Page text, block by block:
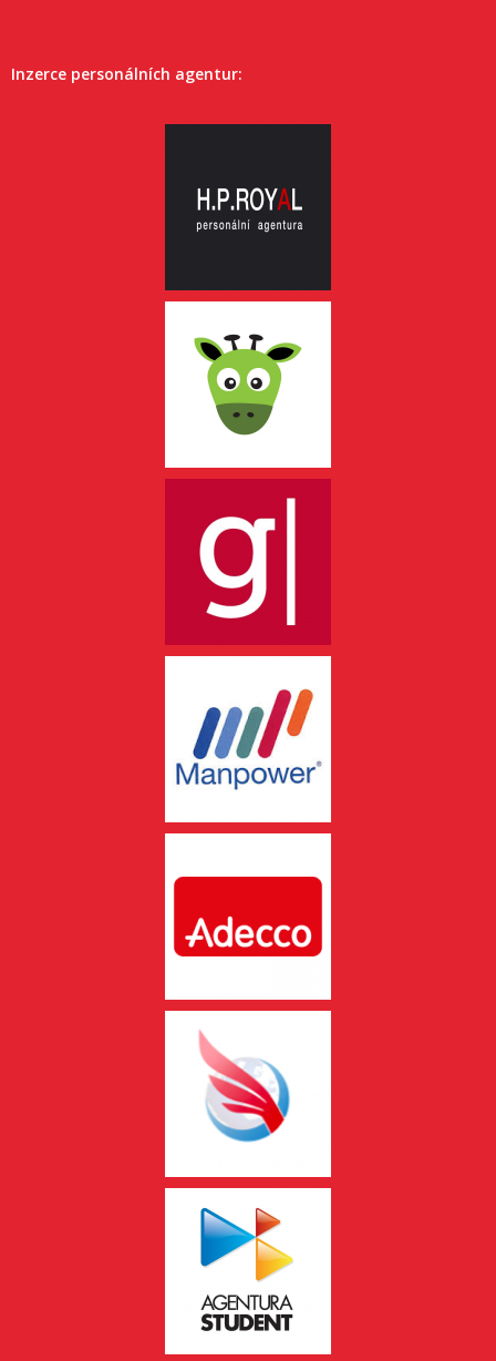
Inzerce personálních agentur: